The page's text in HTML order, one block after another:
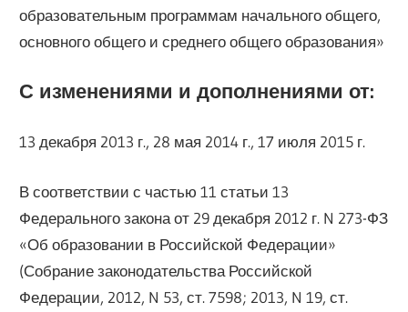
образовательным программам начального общего,
основного общего и среднего общего образования»
С изменениями и дополнениями от:
13 декабря 2013 г., 28 мая 2014 г., 17 июля 2015 г.
В соответствии с частью 11 статьи 13
Федерального закона от 29 декабря 2012 г. N 273-ФЗ
«Об образовании в Российской Федерации»
(Собрание законодательства Российской
Федерации, 2012, N 53, ст. 7598; 2013, N 19, ст.